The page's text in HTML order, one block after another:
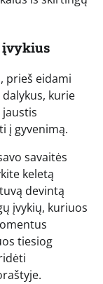
įvykius
prieš eidami
kurie
į gyvenimą.
savaitės
keletą
devintą
įvykių, kuriuos
tiesiog